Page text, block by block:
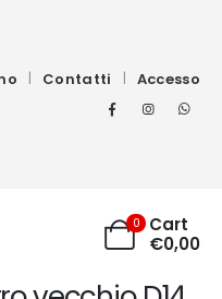
Contatti Accesso
0
Cart
€0,00